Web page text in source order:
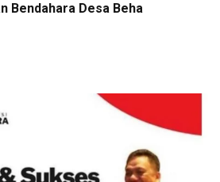
Bendahara Desa Beha